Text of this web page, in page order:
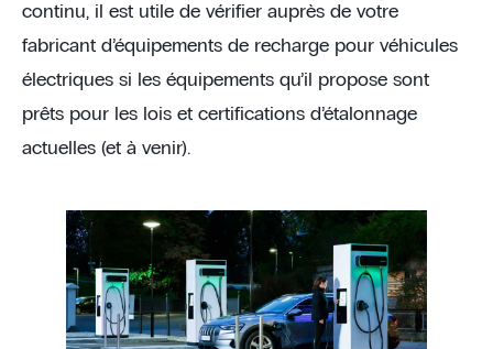
continu, il est utile de vérifier auprès de votre
fabricant d’équipements de recharge pour véhicules
électriques si les équipements qu’il propose sont
prêts pour les lois et certifications d’étalonnage
actuelles (et à venir).